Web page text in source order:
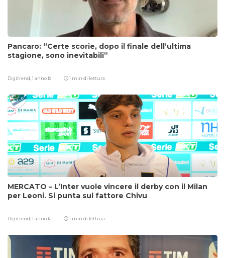
Pancaro: “Certe scorie, dopo il finale dell’ultima
stagione, sono inevitabili”
Digitrend,1 anno fa 1 min di lettura
MERCATO – L’Inter vuole vincere il derby con il Milan
per Leoni. Si punta sul fattore Chivu
Digitrend,1 anno fa 1 min di lettura